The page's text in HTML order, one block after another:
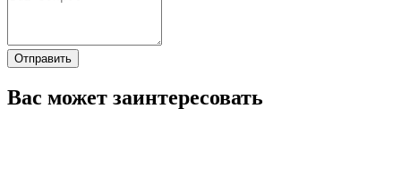
Отправить
Вас может заинтересовать